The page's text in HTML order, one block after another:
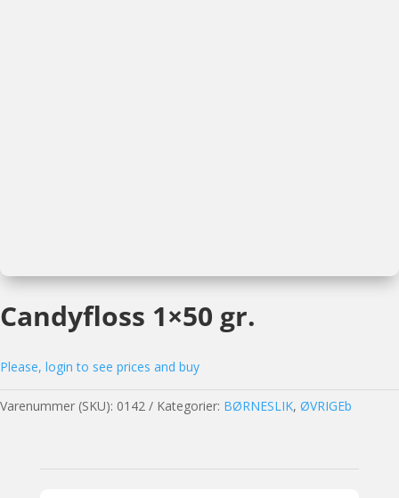
Candyfloss 1×50 gr.
Please, login to see prices and buy
Varenummer (SKU): 0142 Kategorier: BØRNESLIK, ØVRIGEb